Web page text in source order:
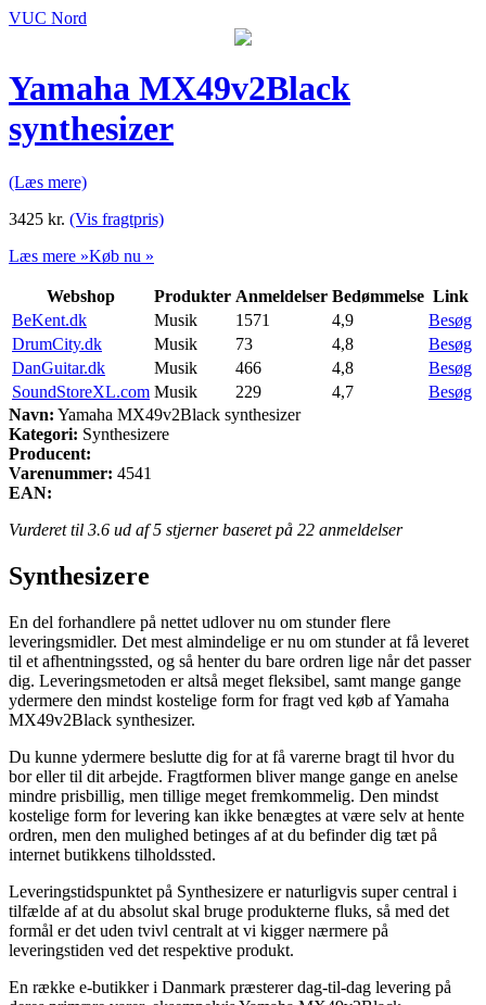
VUC Nord
Yamaha MX49v2Black
synthesizer
(Læs mere)
3425 kr. (Vis fragtpris)
Læs mere »Køb nu »
Webshop Produkter Anmeldelser Bedømmelse Link
BeKent.dk
Musik 1571 4,9
Besøg
DrumCity.dk
Musik 73 4,8
Besøg
DanGuitar.dk
Musik 466 4,8
Besøg
SoundStoreXL.com Musik 229 4,7
Besøg
Navn: Yamaha MX49v2Black synthesizer
Kategori: Synthesizere
Producent:
Varenummer: 4541
EAN:
Vurderet til 3.6 ud af 5 stjerner baseret på 22 anmeldelser
Synthesizere
En del forhandlere på nettet udlover nu om stunder flere
leveringsmidler. Det mest almindelige er nu om stunder at få leveret
til et afhentningssted, og så henter du bare ordren lige når det passer
dig. Leveringsmetoden er altså meget fleksibel, samt mange gange
ydermere den mindst kostelige form for fragt ved køb af Yamaha
MX49v2Black synthesizer.
Du kunne ydermere beslutte dig for at få varerne bragt til hvor du
bor eller til dit arbejde. Fragtformen bliver mange gange en anelse
mindre prisbillig, men tillige meget fremkommelig. Den mindst
kostelige form for levering kan ikke benægtes at være selv at hente
ordren, men den mulighed betinges af at du befinder dig tæt på
internet butikkens tilholdssted.
Leveringstidspunktet på Synthesizere er naturligvis super central i
tilfælde af at du absolut skal bruge produkterne fluks, så med det
formål er det uden tvivl centralt at vi kigger nærmere på
leveringstiden ved det respektive produkt.
En række e-butikker i Danmark præsterer dag-til-dag levering på